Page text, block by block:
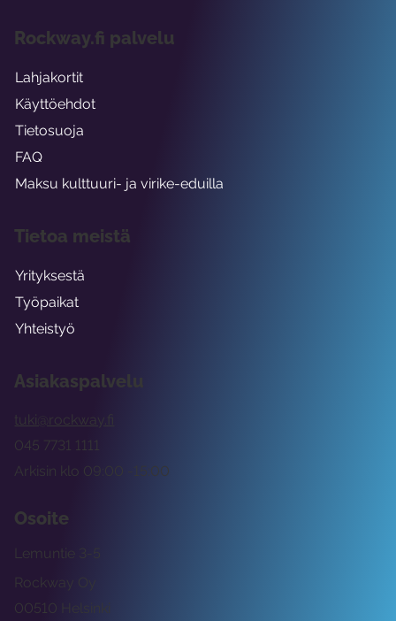
Asiakaspalvelu
tuki@rockway.fi
Arkisin klo 09:00 -15:00
045 7731 1111
Osoite
Rockway Oy
Lemuntie 3-5
00510 Helsinki
Rockway.fi palvelu
Lahjakortit
Käyttöehdot
Tietosuoja
FAQ
Maksu kulttuuri- ja virike-eduilla
Tietoa meistä
Yrityksestä
Työpaikat
Yhteistyö